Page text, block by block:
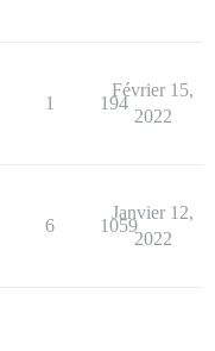
1 194
Février 15,
2022
6 1059
Janvier 12,
2022